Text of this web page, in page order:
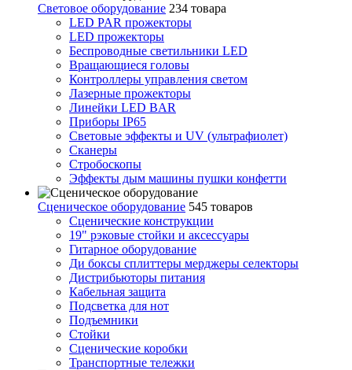
Световое оборудование 234 товара
LED PAR прожекторы
LED прожекторы
Беспроводные светильники LED
Вращающиеся головы
Контроллеры управления светом
Лазерные прожекторы
Линейки LED BAR
Приборы IP65
Световые эффекты и UV (ультрафиолет)
Сканеры
Стробоскопы
Эффекты дым машины пушки конфетти
Сценическое оборудование 545 товаров
Сценические конструкции
19" рэковые стойки и аксесcуары
Гитарное оборудование
Ди боксы сплиттеры мерджеры селекторы
Дистрибьюторы питания
Кабельная защита
Подсветка для нот
Подъемники
Стойки
Сценические коробки
Транспортные тележки